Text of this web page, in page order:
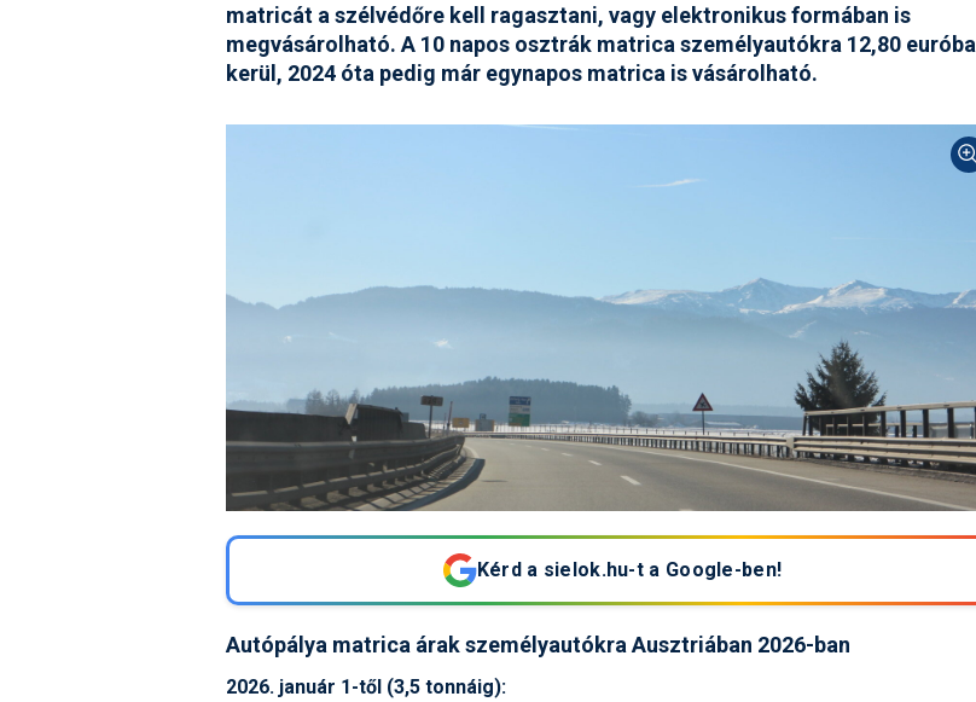
matricát a szélvédőre kell ragasztani, vagy elektronikus formában is
megvásárolható. A 10 napos osztrák matrica személyautókra 12,80 euróba
kerül, 2024 óta pedig már egynapos matrica is vásárolható.
Kérd a sielok.hu-t a Google-ben!
Autópálya matrica árak személyautókra Ausztriában 2026-ban
2026. január 1-től (3,5 tonnáig):